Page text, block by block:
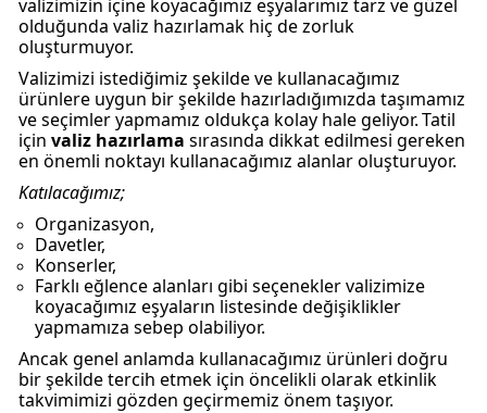
valizimizin içine koyacağımız eşyalarımız tarz ve güzel
olduğunda valiz hazırlamak hiç de zorluk
oluşturmuyor.
Valizimizi istediğimiz şekilde ve kullanacağımız
ürünlere uygun bir şekilde hazırladığımızda taşımamız
ve seçimler yapmamız oldukça kolay hale geliyor.Tatil
için valiz hazırlama sırasında dikkat edilmesi gereken
en önemli noktayı kullanacağımız alanlar oluşturuyor.
Katılacağımız;
Organizasyon,
Davetler,
Konserler,
Farklı eğlence alanları gibi seçenekler valizimize
koyacağımız eşyaların listesinde değişiklikler
yapmamıza sebep olabiliyor.
Ancak genel anlamda kullanacağımız ürünleri doğru
bir şekilde tercih etmek için öncelikli olarak etkinlik
takvimimizi gözden geçirmemiz önem taşıyor.